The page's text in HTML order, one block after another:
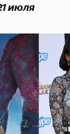
июля